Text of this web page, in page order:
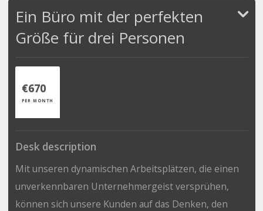
Ein Büro mit der perfekten
Größe für drei Personen
€670
PER MONTH
Desk description
Mit unseren dynamischen Arbeitsplätzen, die einen
unverkennbaren Unternehmergeist versprühen,
können sich unsere Kunden auf das Denken, den